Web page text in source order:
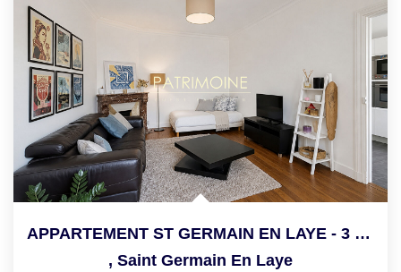
APPARTEMENT ST GERMAIN EN LAYE - 3 Pièce(s) - 78.9 M2
, Saint Germain En Laye